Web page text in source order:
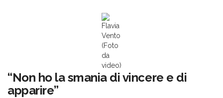
Flavia
Vento
(Foto
da
video)
“Non ho la smania di vincere e di
apparire”